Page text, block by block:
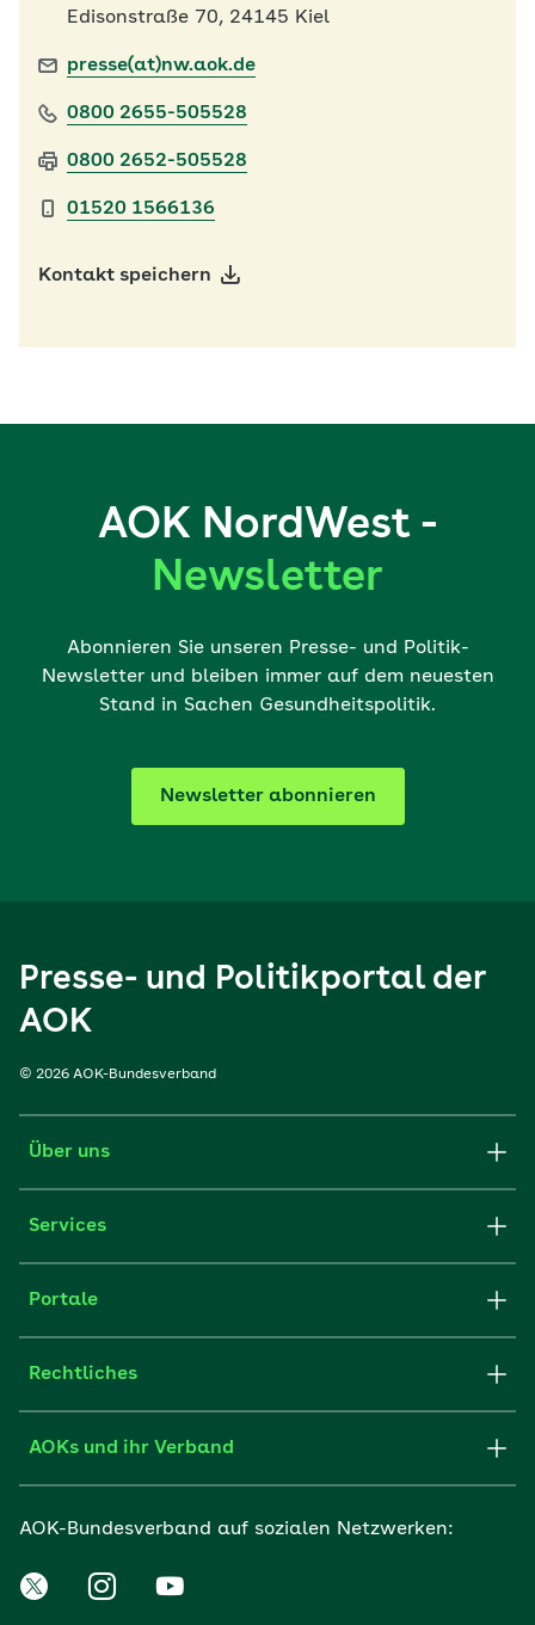
Edisonstraße 70, 24145 Kiel
presse(at)nw.aok.de
0800 2655-505528
0800 2652-505528
01520 1566136
Kontakt speichern
AOK NordWest -
Newsletter
Abonnieren Sie unseren Presse- und Politik-
Newsletter und bleiben immer auf dem neuesten
Stand in Sachen Gesundheitspolitik.
Newsletter abonnieren
Presse- und Politikportal der
AOK
© 2026 AOK-Bundesverband
Über uns
Services
Portale
Rechtliches
AOKs und ihr Verband
AOK-Bundesverband auf sozialen Netzwerken: